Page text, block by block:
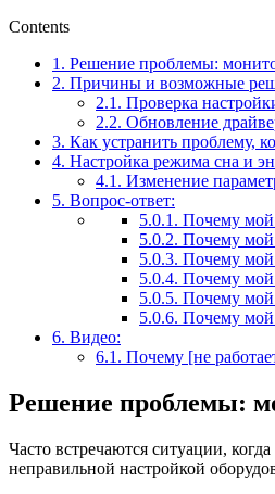
Contents
1. Решение проблемы:
2. Причины и возможные
2.1. Проверка
2.2. Обновление
3. Как устранить проблему,
4. Настройка режима сна и
4.1. Изменение
5. Вопрос-ответ:
5.0.1. Почему мой
5.0.2. Почему мой
5.0.3. Почему мой
5.0.4. Почему мой
5.0.5. Почему мой
5.0.6. Почему мой
6. Видео:
6.1. Почему [не
Решение проблемы:
Часто встречаются ситуации,
неправильной настройкой